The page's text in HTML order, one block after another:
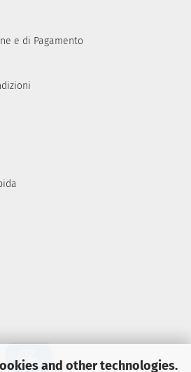
and other technologies.
e di Pagamento